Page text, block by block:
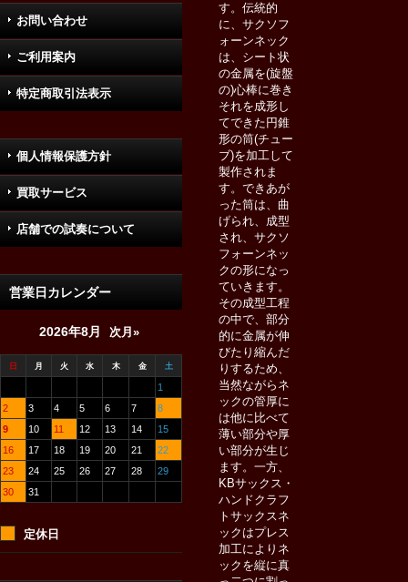
お問い合わせ
ご利用案内
特定商取引法表示
個人情報保護方針
買取サービス
店舗での試奏について
営業日カレンダー
2026年8月 次月»
日 月 火 水 木 金 土
1
2
3 4 5 6 7
8
9
10 11 12 13 14
15
16
17 18 19 20 21
22
23
24 25 26 27 28
29
30
31
定休日
す。伝統的
に、サクソフ
ォーンネック
は、シート状
の金属を(旋盤
の)心棒に巻き
それを成形し
てできた円錐
形の筒(チュー
ブ)を加工して
製作されま
す。できあが
った筒は、曲
げられ、成型
され、サクソ
フォーンネッ
クの形になっ
ていきます。
その成型工程
の中で、部分
的に金属が伸
びたり縮んだ
りするため、
当然ながらネ
ックの管厚に
は他に比べて
薄い部分や厚
い部分が生じ
ます。一方、
KBサックス・
ハンドクラフ
トサックスネ
ックはプレス
加工によりネ
ックを縦に真